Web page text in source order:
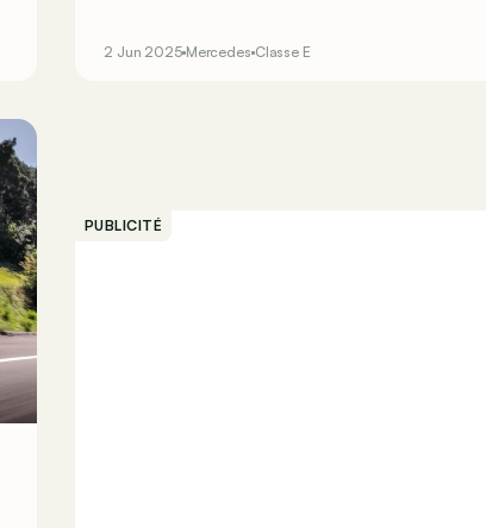
2 Jun 2025 Mercedes Classe E
PUBLICITÉ